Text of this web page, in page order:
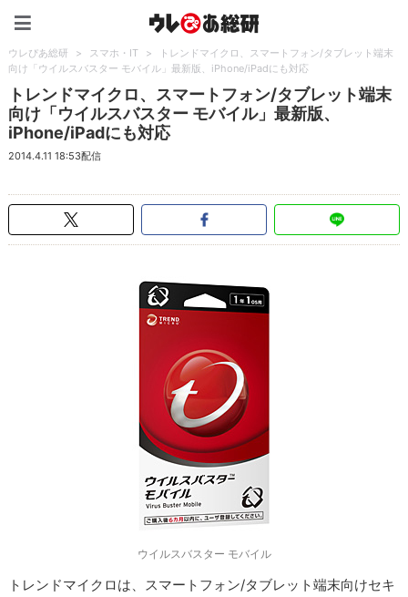
ウレぴあ総研 > スマホ・IT >
トレンドマイクロ、スマートフォン/タブレット端末
向け「ウイルスバスター モバイル」最新版、iPhone/iPadにも対応
トレンドマイクロ、スマートフォン/タブレット端末
向け「ウイルスバスター モバイル」最新版、
iPhone/iPadにも対応
2014.4.11 18:53配信
ウイルスバスター モバイル
トレンドマイクロは、スマートフォン/タブレット端末向けセキ